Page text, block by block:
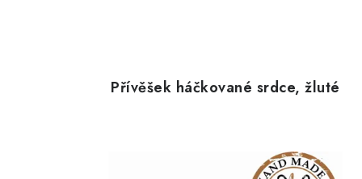
Přívěšek háčkované srdce, žluté